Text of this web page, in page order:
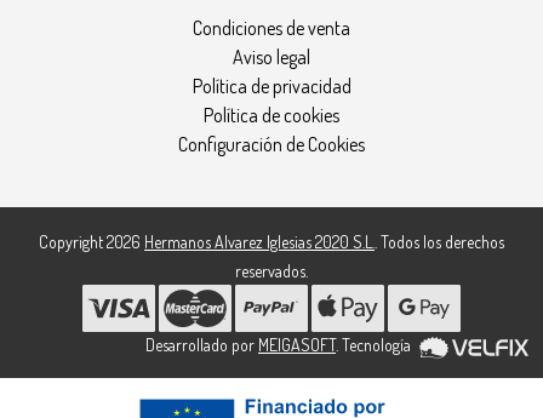
Condiciones de venta
Aviso legal
Política de privacidad
Política de cookies
Configuración de Cookies
Copyright 2026 Hermanos Alvarez Iglesias 2020 S.L.. Todos los derechos
reservados.
Desarrollado por MEIGASOFT. Tecnología